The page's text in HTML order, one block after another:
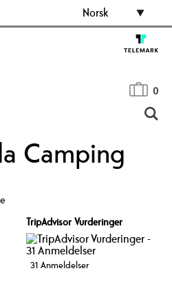
Norsk
0
Camping
TripAdvisor Vurderinger
31 Anmeldelser